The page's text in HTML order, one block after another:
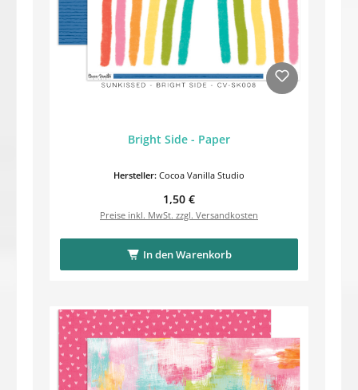
Bright Side - Paper
Hersteller: Cocoa Vanilla Studio
Regulärer Preis:
1,50 €
Preise inkl. MwSt. zzgl. Versandkosten
In den Warenkorb